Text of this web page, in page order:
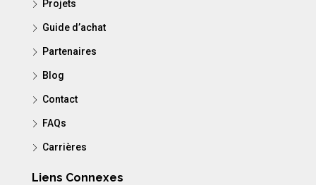
Projets
Guide d’achat
Partenaires
Blog
Contact
FAQs
Carrières
Liens Connexes